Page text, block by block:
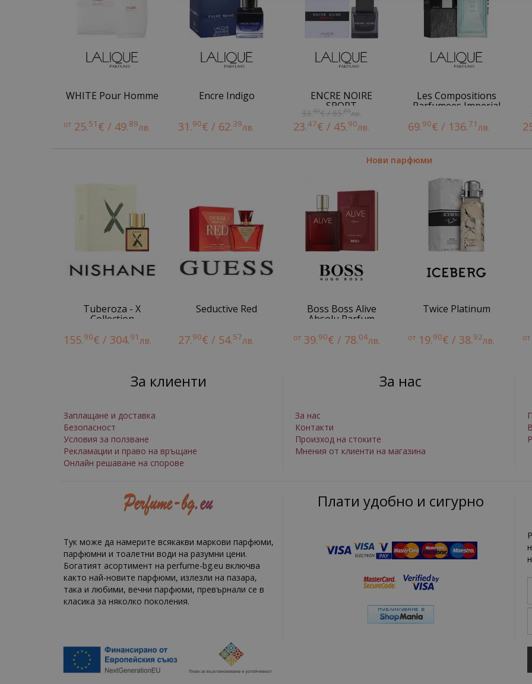
WHITE Pour Homme
от 25.51 € / 49.89лв.
Encre Indigo
31.90€ / 62.39лв.
ENCRE NOIRE
SPORT
33.69€ / 65.89лв.
23.47€ / 45.90лв.
Les Compositions
Parfumees Imperial
69.90€ / 136.71лв.
Нови парфюми
Tuberoza - X
Collection
155.90€ / 304.91лв.
Seductive Red
27.90€ / 54.57лв.
Boss Boss Alive
Absolu Parfum
от 39.90€ / 78.04лв.
Twice Platinum
от 19.90€ / 38.92лв. от
За клиенти
Заплащане и доставка
Безопасност
Условия за ползване
Рекламации и право на връщане
Онлайн решаване на спорове
За нас
За нас
Контакти
Произход на стоките
Мнения от клиенти на магазина
Тук може да намерите всякакви маркови парфюми,
парфюмни и тоалетни води на разумни цени.
Богатият асортимент на perfume-bg.eu включва
както най-новите парфюми, излезли на пазара,
така и любими, вечни парфюми, превърнали се в
класика за няколко поколения.
Плати удобно и сигурно